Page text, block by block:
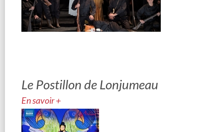
Le Postillon de Lonjumeau
En savoir +